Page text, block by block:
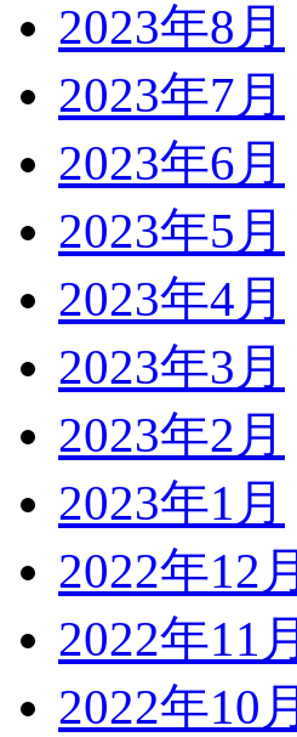
2023年8月
2023年7月
2023年6月
2023年5月
2023年4月
2023年3月
2023年2月
2023年1月
2022年12月
2022年11月
2022年10月